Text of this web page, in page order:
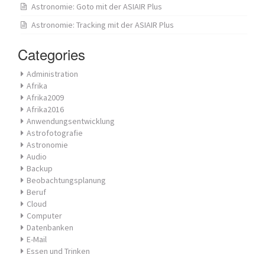
Astronomie: Goto mit der ASIAIR Plus
Astronomie: Tracking mit der ASIAIR Plus
Categories
Administration
Afrika
Afrika2009
Afrika2016
Anwendungsentwicklung
Astrofotografie
Astronomie
Audio
Backup
Beobachtungsplanung
Beruf
Cloud
Computer
Datenbanken
E-Mail
Essen und Trinken